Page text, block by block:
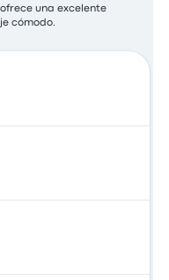
una excelente
cómodo.